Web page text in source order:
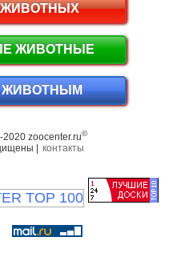
ЖИВОТНЫЕ
zoocenter.ru©
| контакты